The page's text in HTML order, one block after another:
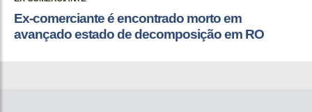
Ex-comerciante é encontrado morto em
avançado estado de decomposição em RO